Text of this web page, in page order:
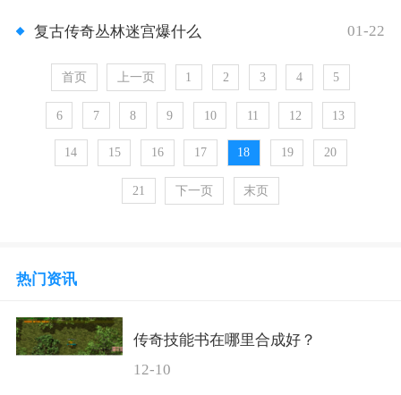
复古传奇丛林迷宫爆什么 01-22
首页 上一页 1 2 3 4 5
6 7 8 9 10 11 12 13
14 15 16 17 18 19 20
21 下一页 末页
热门资讯
传奇技能书在哪里合成好？
12-10